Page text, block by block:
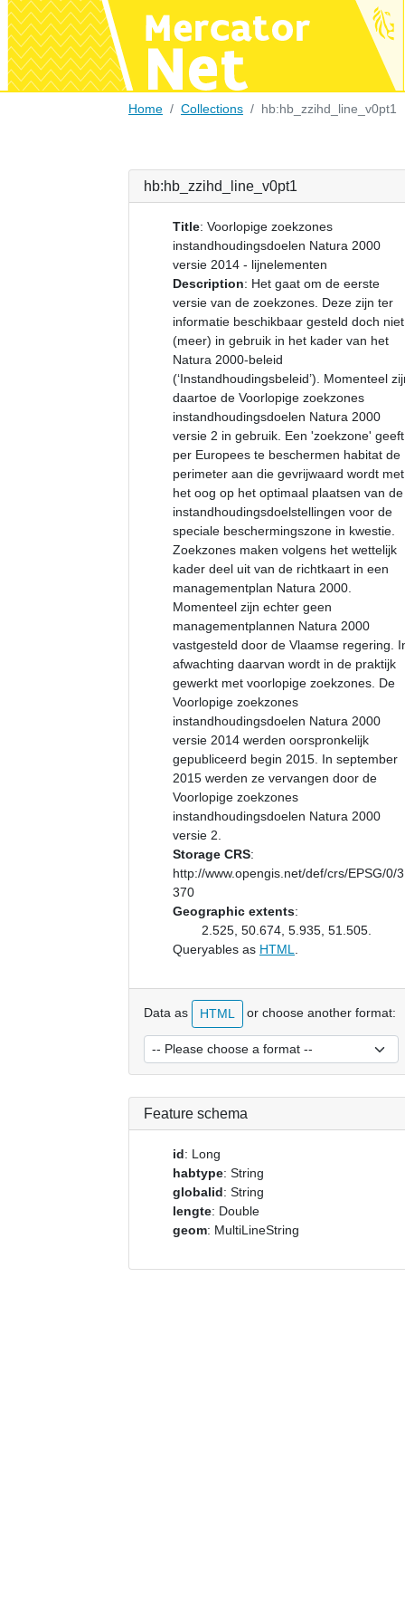
Home Collections hb:hb_zzihd_line_v0pt1
hb:hb_zzihd_line_v0pt1
Title: Voorlopige zoekzones
instandhoudingsdoelen Natura 2000
versie 2014 - lijnelementen
Description: Het gaat om de eerste
versie van de zoekzones. Deze zijn ter
informatie beschikbaar gesteld doch niet
(meer) in gebruik in het kader van het
Natura 2000-beleid
(‘Instandhoudingsbeleid’). Momenteel
daartoe de Voorlopige zoekzones
instandhoudingsdoelen Natura 2000
versie 2 in gebruik. Een 'zoekzone' geeft
per Europees te beschermen habitat de
perimeter aan die gevrijwaard wordt met
het oog op het optimaal plaatsen van de
instandhoudingsdoelstellingen voor de
speciale beschermingszone in kwestie.
Zoekzones maken volgens het wettelijk
kader deel uit van de richtkaart in een
managementplan Natura 2000.
Momenteel zijn echter geen
managementplannen Natura 2000
vastgesteld door de Vlaamse regering.
afwachting daarvan wordt in de praktijk
gewerkt met voorlopige zoekzones. De
Voorlopige zoekzones
instandhoudingsdoelen Natura 2000
versie 2014 werden oorspronkelijk
gepubliceerd begin 2015. In september
2015 werden ze vervangen door de
Voorlopige zoekzones
instandhoudingsdoelen Natura 2000
versie 2.
Storage CRS:
http://www.opengis.net/def/crs/EPSG/0/
370
Geographic extents:
2.525, 50.674, 5.935, 51.505.
Queryables as HTML
Data as HTML or choose another format:
Feature schema
id: Long
habtype: String
globalid: String
lengte: Double
geom: MultiLineString